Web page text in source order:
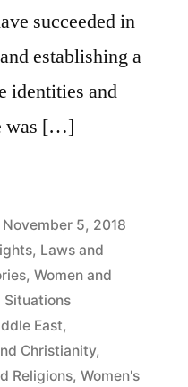
succeeded in
establishing a
identities and
was […]
November 5, 2018
, Laws and
, Women and
Situations
East,
Christianity,
Religions, Women's